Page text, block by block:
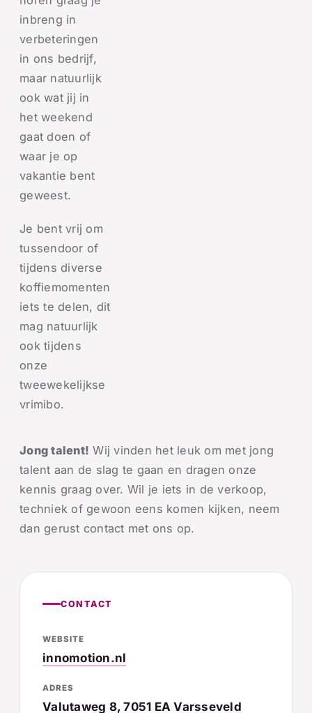
inbreng in
verbeteringen
in ons bedrijf,
maar natuurlijk
ook wat jij in
het weekend
gaat doen of
waar je op
vakantie bent
geweest.
Je bent vrij om
tussendoor of
tijdens diverse
koffiemomenten
iets te delen, dit
mag natuurlijk
ook tijdens
onze
tweewekelijkse
vrimibo.
Jong talent! Wij vinden het leuk om met jong
talent aan de slag te gaan en dragen onze
kennis graag over. Wil je iets in de verkoop,
techniek of gewoon eens komen kijken, neem
dan gerust contact met ons op.
CONTACT
WEBSITE
innomotion.nl
ADRES
Valutaweg 8, 7051 EA Varsseveld